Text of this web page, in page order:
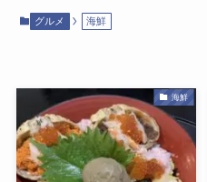
グルメ 海鮮
海鮮